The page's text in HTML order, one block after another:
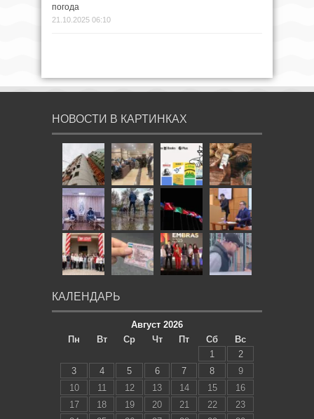
погода
21.10.2025 06:10
НОВОСТИ В КАРТИНКАХ
КАЛЕНДАРЬ
Август 2026
Пн
Вт Ср Чт Пт Сб
Вс
1
2
3
4 5 6 7 8
9
10
11 12 13 14 15
16
17
18 19 20 21 22
23